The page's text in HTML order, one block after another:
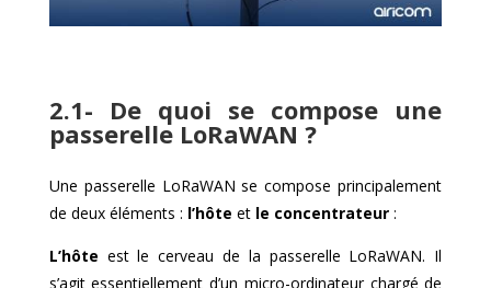
2.1- De quoi se compose une
passerelle LoRaWAN ?
Une passerelle LoRaWAN se compose principalement
de deux éléments : l’hôte et le concentrateur:
L’hôte est le cerveau de la passerelle LoRaWAN. Il
s’agit essentiellement d’un micro-ordinateur chargé de